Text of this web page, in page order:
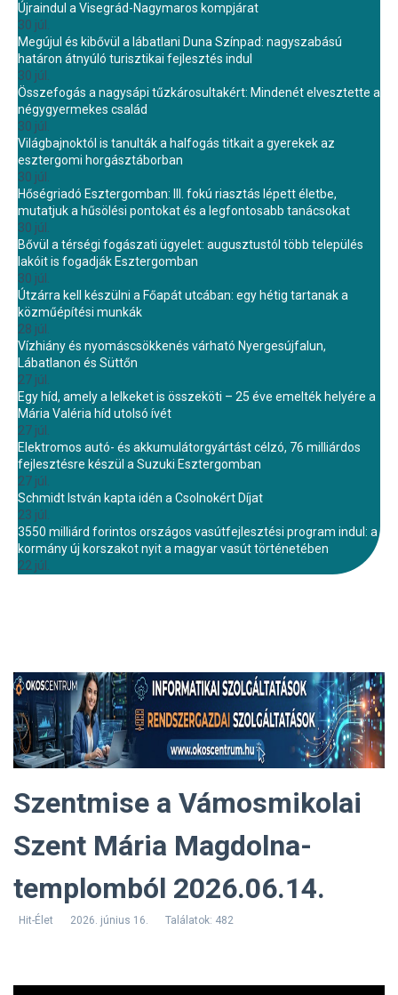
Újraindul a Visegrád-Nagymaros kompjárat
30 júl.
Megújul és kibővül a lábatlani Duna Színpad: nagyszabású
határon átnyúló turisztikai fejlesztés indul
30 júl.
Összefogás a nagysápi tűzkárosultakért: Mindenét elvesztette a
négygyermekes család
30 júl.
Világbajnoktól is tanulták a halfogás titkait a gyerekek az
esztergomi horgásztáborban
30 júl.
Hőségriadó Esztergomban: III. fokú riasztás lépett életbe,
mutatjuk a hűsölési pontokat és a legfontosabb tanácsokat
30 júl.
Bővül a térségi fogászati ügyelet: augusztustól több település
lakóit is fogadják Esztergomban
30 júl.
Útzárra kell készülni a Főapát utcában: egy hétig tartanak a
közműépítési munkák
28 júl.
Vízhiány és nyomáscsökkenés várható Nyergesújfalun,
Lábatlanon és Süttőn
27 júl.
Egy híd, amely a lelkeket is összeköti – 25 éve emelték helyére a
Mária Valéria híd utolsó ívét
27 júl.
Elektromos autó- és akkumulátorgyártást célzó, 76 milliárdos
fejlesztésre készül a Suzuki Esztergomban
27 júl.
Schmidt István kapta idén a Csolnokért Díjat
23 júl.
3550 milliárd forintos országos vasútfejlesztési program indul: a
kormány új korszakot nyit a magyar vasút történetében
22 júl.
Szentmise a Vámosmikolai
Szent Mária Magdolna-
templomból 2026.06.14.
Hit-Élet 2026. június 16. Találatok: 482